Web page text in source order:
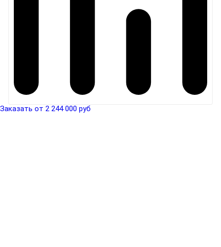
Заказать от 2 244 000 руб